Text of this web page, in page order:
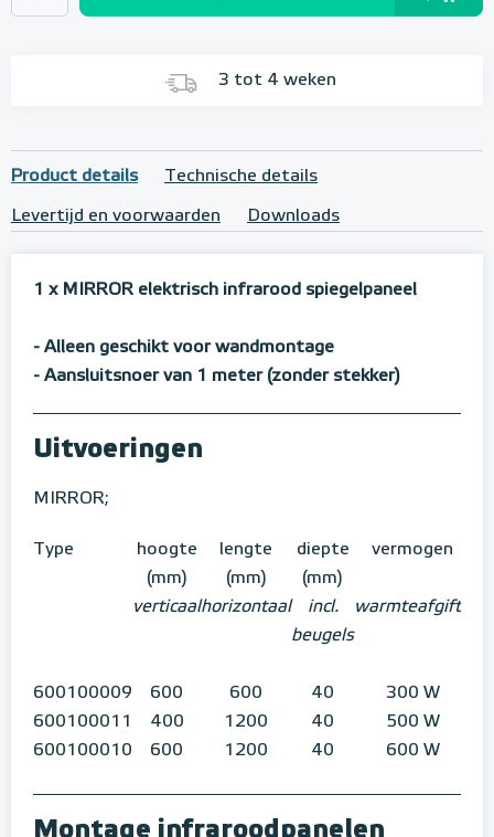
3 tot 4 weken
Product details Technische details
Levertijd en voorwaarden Downloads
1 x MIRROR elektrisch infrarood spiegelpaneel
- Alleen geschikt voor wandmontage
- Aansluitsnoer van 1 meter (zonder stekker)
Uitvoeringen
MIRROR;
Type
hoogte
(mm)
lengte
(mm)
diepte
(mm)
vermogen
verticaalhorizontaal
incl.
beugels
warmteafgifte
600100009 600 600 40
300 W
600100011
400 1200 40
500 W
600100010
600 1200 40 600 W
Montage infraroodpanelen